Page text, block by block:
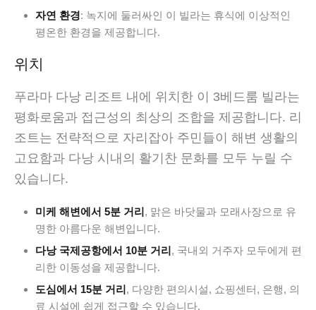
자연 환경: 녹지에 둘러싸인 이 빌라는 휴식에 이상적인
평온한 환경을 제공합니다.
위치
푸라마 다낭 리조트 내에 위치한 이 3베드룸 빌라는
평화로움과 접근성의 최상의 조합을 제공합니다. 리
조트는 전략적으로 자리잡아 주민들이 해변 생활의
고요함과 다낭 시내의 활기찬 문화를 모두 누릴 수
있습니다.
미케 해변에서 5분 거리, 맑은 바닷물과 모래사장으로 유
명한 아름다운 해변입니다.
다낭 국제공항에서 10분 거리, 국내외 거주자 모두에게 편
리한 이동성을 제공합니다.
도심에서 15분 거리, 다양한 편의시설, 쇼핑센터, 은행, 의
료 시설에 쉽게 접근할 수 있습니다.